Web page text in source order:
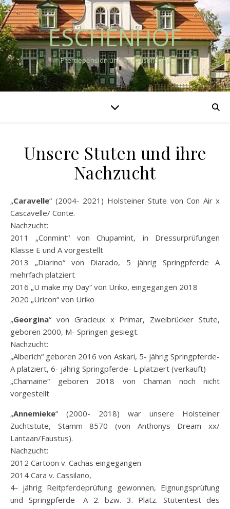
ESCHENHOF
Pferdepension und Reitausbildung
Unsere Stuten und ihre
Nachzucht
„ Caravelle“ (2004- 2021) Holsteiner Stute von Con Air x
Cascavelle/ Conte.
Nachzucht:
2011 „Conmint“ von Chupamint, in Dressurprüfungen
Klasse E und A vorgestellt
2013 „Diarino“ von Diarado, 5 jährig Springpferde A
mehrfach platziert
2016 „U make my Day“ von Uriko, eingegangen 2018
2020 „Uricon“ von Uriko
„Georgina“ von Gracieux x Primar, Zweibrücker Stute,
geboren 2000, M- Springen gesiegt.
Nachzucht:
„Alberich“ geboren 2016 von Askari, 5- jährig Springpferde-
A platziert, 6- jährig Springpferde- L platziert (verkauft)
„Chamaine“ geboren 2018 von Chaman noch nicht
vorgestellt
„Annemieke“ (2000- 2018) war unsere Holsteiner
Zuchtstute, Stamm 8570 (von Anthonys Dream xx/
Lantaan/Faustus).
Nachzucht:
2012 Cartoon v. Cachas eingegangen
2014 Cara v. Cassilano,
4- jährig Reitpferdeprüfung gewonnen, Eignungsprüfung
und Springpferde- A 2. bzw. 3. Platz. Stutentest des